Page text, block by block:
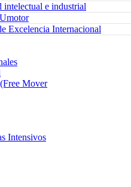
intelectual e industrial
Excelencia Internacional
Mover
Intensivos